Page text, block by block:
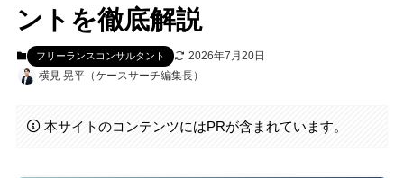
ントを徹底解説
フリーランスコンサルタント
2026年7月20日
横見 晃平（ケースサーチ編集長）
本サイトのコンテンツにはPRが含まれています。